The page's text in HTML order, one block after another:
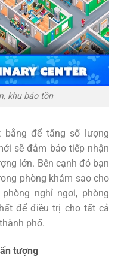
khu bảo tồn
để tăng số lượng
sẽ đảm bảo tiếp nhận
lớn. Bên cạnh đó bạn
phòng khám sao cho
nghỉ ngơi, phòng
để điều trị cho tất cả
phố.
tượng